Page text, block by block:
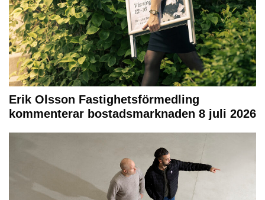
Erik Olsson Fastighetsförmedling
kommenterar bostadsmarknaden 8 juli 2026